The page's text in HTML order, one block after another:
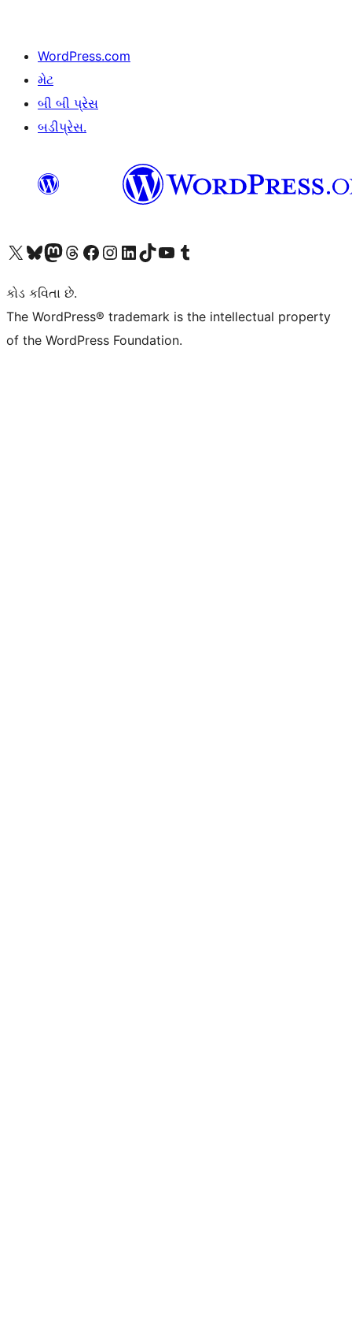
WordPress.com
મેટ
બી બી પ્રેસ
બડીપ્રેસ.
અમારા X (અગાઉ ટ્વિટર) એકાઉન્ટની મુલાકાત લોઅમારા Bluesky એકાઉન્ટની મુલાકાત લોઅમારા માસ્ટોડોન એકાઉન્ટની મુલાકાત લોઅમારા Threads એકાઉન્ટની મુલાકાત લો અમારા ફેસબુક પેજની મુલાકાત લોઅમારા ઇન્સ્ટાગ્રામ એકાઉન્ટની મુલાકાત લો અમારા LinkedIn એકાઉન્ટની મુલાકાત લોઅમારા TikTok એકાઉન્ટની મુલાકાત લોઅમારી YouTube ચેનલની મુલાકાત લો અમારા Tumblr એકાઉન્ટની મુલાકાત લો
કોડ કવિતા છે.
The WordPress® trademark is the intellectual property
of the WordPress Foundation.